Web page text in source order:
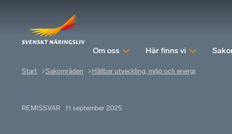
Om oss Här finns vi
Start Sakområden Hållbar utveckling, miljö och energi
REMISSVAR 11 september 2025